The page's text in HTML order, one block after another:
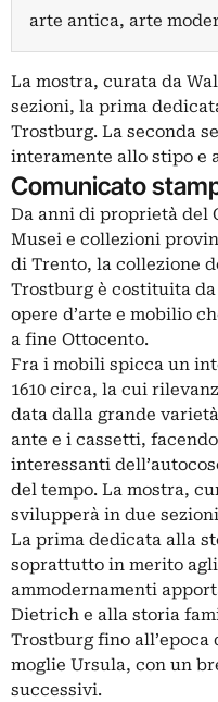
arte antica, arte
La mostra, curata da
sezioni, la prima
Trostburg. La seconda
interamente allo stipo e
Comunicato
Da anni di proprietà del
Musei e collezioni
di Trento, la collezione
Trostburg è costituita
opere d’arte e mobilio
a fine Ottocento.
Fra i mobili spicca un
1610 circa, la cui
data dalla grande
ante e i cassetti,
interessanti
del tempo. La mostra,
svilupperà in due
La prima dedicata alla
soprattutto in merito
ammodernamenti
Dietrich e alla storia
Trostburg fino
moglie Ursula, con un
successivi.